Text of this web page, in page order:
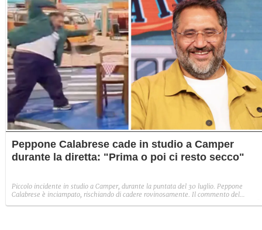
Peppone Calabrese cade in studio a Camper
durante la diretta: "Prima o poi ci resto secco"
Piccolo incidente in studio a Camper, durante la puntata del 30 luglio. Peppone
Calabrese è inciampato, rischiando di cadere rovinosamente. Il commento del